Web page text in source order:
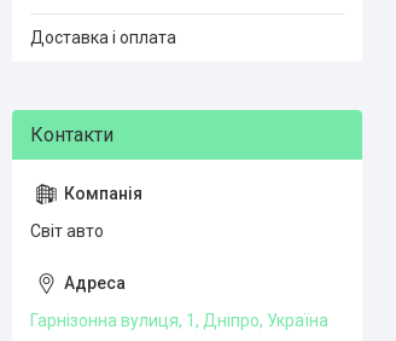
Доставка і оплата
Світ авто
Гарнізонна вулиця, 1, Дніпро, Україна